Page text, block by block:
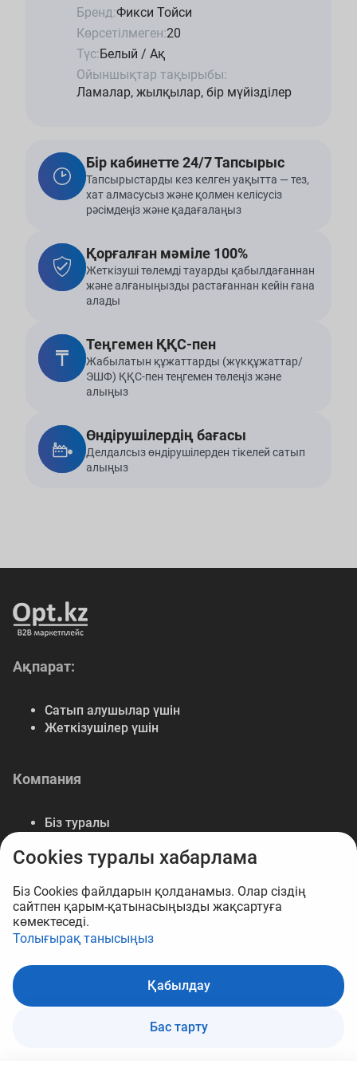
Бренд:Фикси Тойси
Көрсетілмеген:20
Түс:Белый / Ақ
Ойыншықтар тақырыбы:
Ламалар, жылқылар, бір мүйізділер
Бір кабинетте 24/7 Тапсырыс
Тапсырыстарды кез келген уақытта — тез,
хат алмасусыз және қолмен келісусіз
рәсімдеңіз және қадағалаңыз
Қорғалған мәміле 100%
Жеткізуші төлемді тауарды қабылдағаннан
және алғаныңызды растағаннан кейін ғана
алады
Теңгемен ҚҚС-пен
Жабылатын құжаттарды (жүкқұжаттар/
ЭШФ) ҚҚС-пен теңгемен төлеңіз және
алыңыз
Өндірушілердің бағасы
Делдалсыз өндірушілерден тікелей сатып
алыңыз
Ақпарат:
Сатып алушылар үшін
Жеткізушілер үшін
Компания
Біз туралы
Деректемелер
Cookies туралы хабарлама
Біз Cookies файлдарын қолданамыз. Олар сіздің
сайтпен қарым-қатынасыңызды жақсартуға
көмектеседі.
Толығырақ танысыңыз
Қабылдау
Бас тарту